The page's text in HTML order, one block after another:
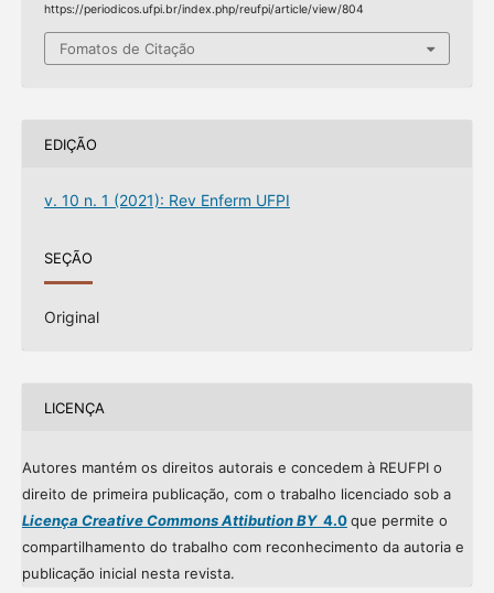
https://periodicos.ufpi.br/index.php/reufpi/article/view/804
Fomatos de Citação
EDIÇÃO
v. 10 n. 1 (2021): Rev Enferm UFPI
SEÇÃO
Original
LICENÇA
Autores mantém os direitos autorais e concedem à REUFPI o
direito de primeira publicação, com o trabalho licenciado sob a
Licença Creative Commons Attibution BY4.0que permite o
compartilhamento do trabalho com reconhecimento da autoria e
publicação inicial nesta revista.